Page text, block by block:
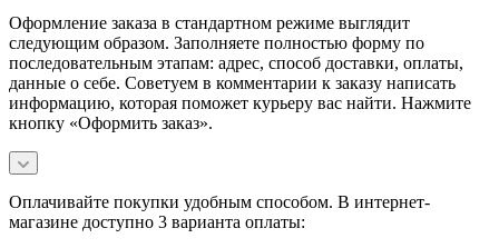
Оформление заказа в стандартном режиме выглядит
следующим образом. Заполняете полностью форму по
последовательным этапам: адрес, способ доставки, оплаты,
данные о себе. Советуем в комментарии к заказу написать
информацию, которая поможет курьеру вас найти. Нажмите
кнопку «Оформить заказ».
Оплачивайте покупки удобным способом. В интернет-
магазине доступно 3 варианта оплаты: